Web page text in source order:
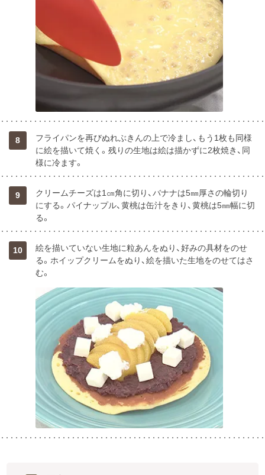
8
フライパンを再びぬれぶきんの上で冷まし、もう1枚も同様
に絵を描いて焼く。残りの生地は絵は描かずに2枚焼き、同
様に冷ます。
9
クリームチーズは1㎝角に切り、バナナは5㎜厚さの輪切り
にする。パイナップル、黄桃は缶汁をきり、黄桃は5㎜幅に切
る。
10
絵を描いていない生地に粒あんをぬり、好みの具材をのせ
る。ホイップクリームをぬり、絵を描いた生地をのせてはさ
む。